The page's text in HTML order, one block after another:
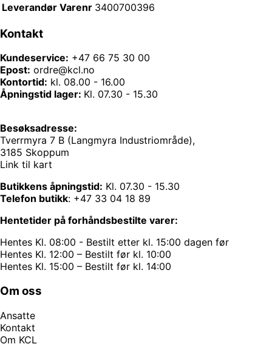
Leverandør Varenr 3400700396
Kontakt
Kundeservice: +47 66 75 30 00
Epost: ordre@kcl.no
Kontortid: kl. 08.00 - 16.00
Åpningstid lager: Kl. 07.30 - 15.30
Besøksadresse:
Tverrmyra 7 B (Langmyra Industriområde),
3185 Skoppum
Link til kart
Butikkens åpningstid: Kl. 07.30 - 15.30
Telefon butikk: +47 33 04 18 89
Hentetider på forhåndsbestilte varer:
Hentes Kl. 08:00 - Bestilt etter kl. 15:00 dagen før
Hentes Kl. 12:00 – Bestilt før kl. 10:00
Hentes Kl. 15:00 – Bestilt før kl. 14:00
Om oss
Ansatte
Kontakt
Om KCL